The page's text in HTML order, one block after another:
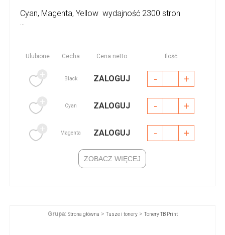
Cyan, Magenta, Yellow wydajność 2300 stron
...
Ulubione Cecha Cena netto Ilość
Black ZALOGUJ - +
Cyan ZALOGUJ - +
Magenta ZALOGUJ - +
ZOBACZ WIĘCEJ
Grupa: Strona główna > Tusze i tonery> Tonery TB Print